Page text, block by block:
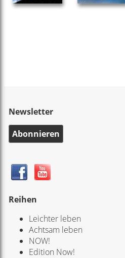
Newsletter
Abonnieren
Reihen
Leichter leben
Achtsam leben
NOW!
Edition Now!